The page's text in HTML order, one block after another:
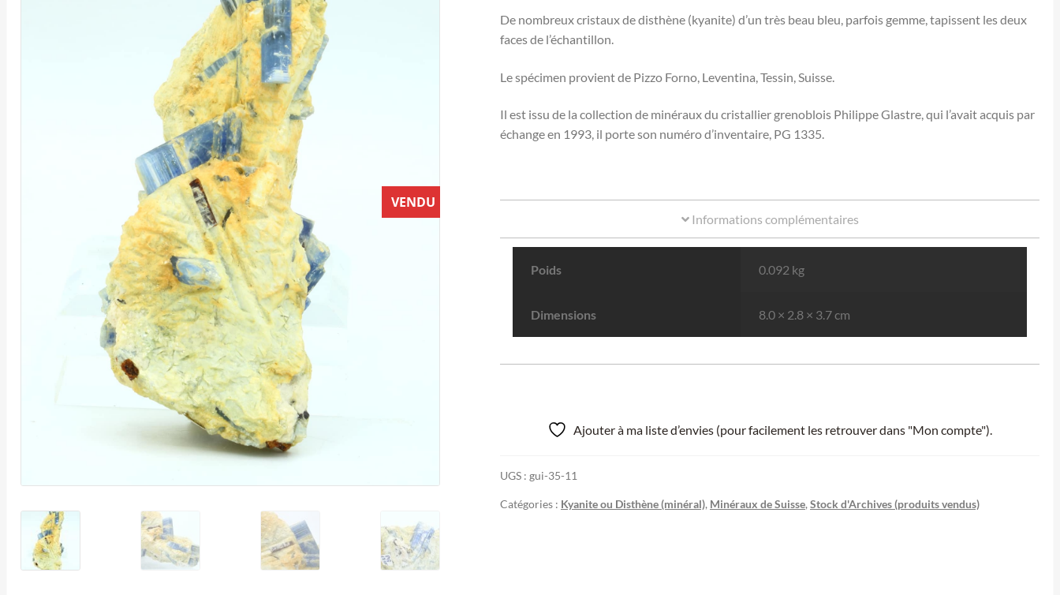
VENDU
De nombreux cristaux de disthène (kyanite) d’un très beau bleu, parfois gemme, tapissent les deux
faces de l’échantillon.
Le spécimen provient de Pizzo Forno, Leventina, Tessin, Suisse.
Il est issu de la collection de minéraux du cristallier grenoblois Philippe Glastre, qui l’avait acquis par
échange en 1993, il porte son numéro d’inventaire, PG 1335.
Informations complémentaires
Poids 0.092 kg
Dimensions 8.0 × 2.8 × 3.7 cm
Ajouter à ma liste d’envies (pour facilement les retrouver dans "Mon compte").
UGS : gui-35-11
Catégories : Kyanite ou Disthène (minéral), Minéraux de Suisse, Stock d'Archives (produits vendus)